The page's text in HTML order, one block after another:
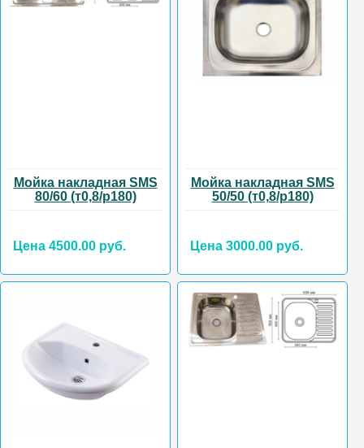
Мойка накладная SMS
80/60 (т0,8/р180)
Цена 4500.00 руб.
Мойка накладная SMS
50/50 (т0,8/р180)
Цена 3000.00 руб.